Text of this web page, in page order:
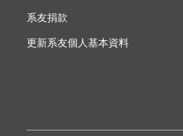
系友捐款
更新系友個人基本資料